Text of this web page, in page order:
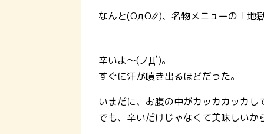
なんと(ΟдΟ∥)、名物メニューの「地
辛いよ～(ノД`)。
すぐに汗が噴き出るほどだった。
いまだに、お腹の中がカッカカッカし
でも、辛いだけじゃなくて美味しいか